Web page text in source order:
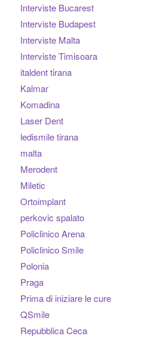
Interviste Bucarest
Interviste Budapest
Interviste Malta
Interviste Timisoara
italdent tirana
Kalmar
Komadina
Laser Dent
ledismile tirana
malta
Merodent
Miletic
Ortoimplant
perkovic spalato
Policlinico Arena
Policlinico Smile
Polonia
Praga
Prima di iniziare le cure
QSmile
Repubblica Ceca